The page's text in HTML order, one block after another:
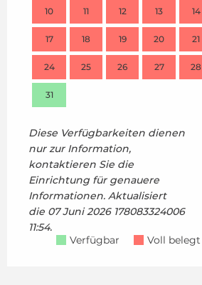
10 11 12 13 14
17 18 19 20 21
24 25 26 27 28
31
Diese Verfügbarkeiten dienen
nur zur Information,
kontaktieren Sie die
Einrichtung für genauere
Informationen. Aktualisiert
die 07 Juni 2026 178083324006
11:54.
Verfügbar
Voll belegt